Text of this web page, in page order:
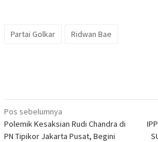
Partai Golkar Ridwan Bae
Navigasi
pos
Pos sebelumnya
Polemik Kesaksian Rudi Chandra di
PN Tipikor Jakarta Pusat, Begini